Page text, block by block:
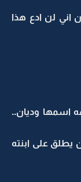
اني لن ادع هذا
اسمها وديان..
على ابنته